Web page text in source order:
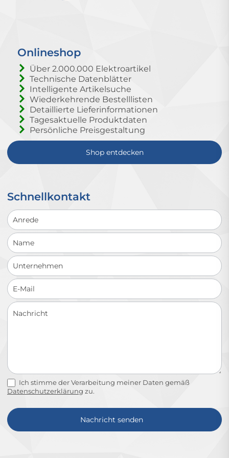
Onlineshop
Über 2.000.000 Elektroartikel
Technische Datenblätter
Intelligente Artikelsuche
Wiederkehrende Bestelllisten
Detaillierte Lieferinformationen
Tagesaktuelle Produktdaten
Persönliche Preisgestaltung
Shop entdecken
Schnellkontakt
Schnellkontakt
Ich stimme der Verarbeitung meiner Daten gemäß
Datenschutzerklärung zu.
Nachricht senden